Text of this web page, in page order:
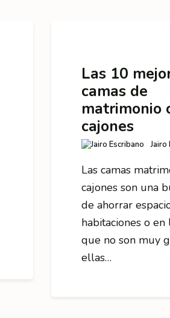
Las 10
camas de
matrimonio
cajones
Jairo
Las camas
cajones son una
de ahorrar
habitaciones o en
que no son muy
ellas…